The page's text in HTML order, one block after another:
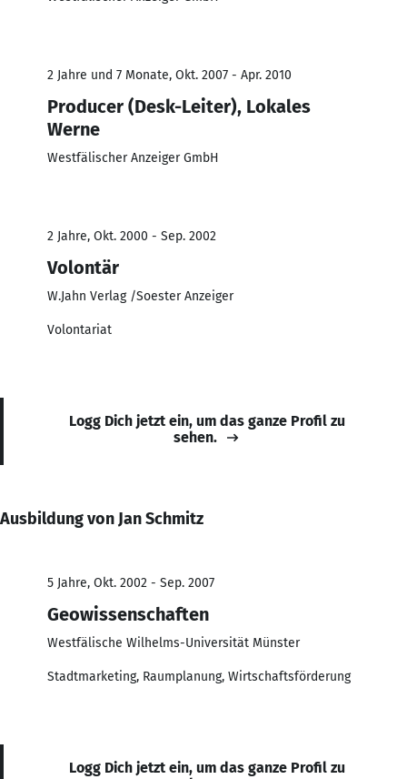
2 Jahre und 7 Monate, Okt. 2007 - Apr. 2010
Producer (Desk-Leiter), Lokales
Werne
Westfälischer Anzeiger GmbH
2 Jahre, Okt. 2000 - Sep. 2002
Volontär
W.Jahn Verlag /Soester Anzeiger
Volontariat
Logg Dich jetzt ein, um das ganze Profil zu
sehen.
Ausbildung von Jan Schmitz
5 Jahre, Okt. 2002 - Sep. 2007
Geowissenschaften
Westfälische Wilhelms-Universität Münster
Stadtmarketing, Raumplanung, Wirtschaftsförderung
Logg Dich jetzt ein, um das ganze Profil zu